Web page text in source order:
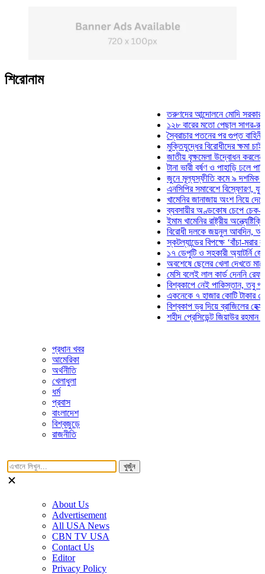
শিরোনাম
তরুণদের আন্দোলনে মোদি সরকার দুর্বল
১২৮ বারের মতো পেছাল সাগর-রুনি
স্বৈরাচার পতনের পর গুপ্ত বাহিনীর
মুক্তিযুদ্ধের বিরোধীদের ক্ষমা চাইতে
জাতীয় বৃক্ষমেলা উদ্বোধন করলেন
টানা ভারী বর্ষণ ও পাহাড়ি ঢলে পানিবন্দি
জুনে মূল্যস্ফীতি কমে ৯ দশমিক ১৬
এনসিপির সমাবেশে বিস্ফোরণ,
খামেনির জানাজায় অংশ নিয়ে দেশে
ব্যবসায়ীর অণ্ডকোষ চেপে চেক-
ইমাম খামেনির রাষ্ট্রীয়
বিরোধী দলকে জয়নুল আবদিন, আপনারা
স্কটল্যান্ডের বিপক্ষে ‘বাঁচা-মরার
১৭ ডেপুটি ও সহকারী অ্যাটর্নি
অবশেষে ছেলের খেলা দেখতে মাঠে
মেসি বলেই লাল কার্ড দেননি রেফারি!
বিশ্বকাপে নেই পাকিস্তান, তবু
একনেকে ৭ হাজার কোটি টাকার ৫
বিশ্বকাপ ড্র দিয়ে ব্রাজিলের হেক্সা
শহীদ প্রেসিডেন্ট জিয়াউর রহমান
প্রধান খবর
আমেরিকা
অর্থনীতি
খেলাধুলা
ধর্ম
প্রবাস
বাংলাদেশ
বিশ্বজুড়ে
রাজনীতি
খুজুঁন
About Us
Advertisement
All USA News
CBN TV USA
Contact Us
Editor
Privacy Policy